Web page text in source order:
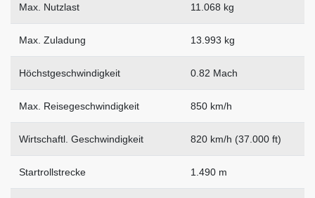
Max. Nutzlast 11.068 kg
Max. Zuladung 13.993 kg
Höchstgeschwindigkeit 0.82 Mach
Max. Reisegeschwindigkeit 850 km/h
Wirtschaftl. Geschwindigkeit 820 km/h (37.000 ft)
Startrollstrecke 1.490 m